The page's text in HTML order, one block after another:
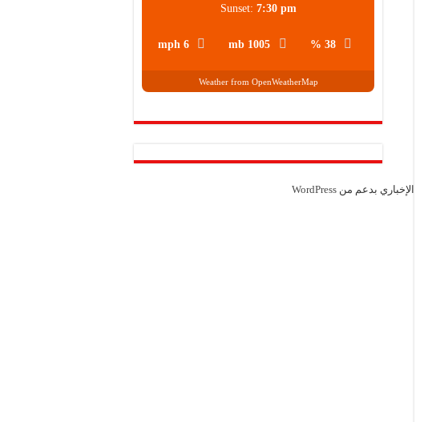
38 %
1005 mb
6 mph
Sunset: 7:30 pm
Weather from OpenWeatherMap
الإخباري بدعم من WordPress